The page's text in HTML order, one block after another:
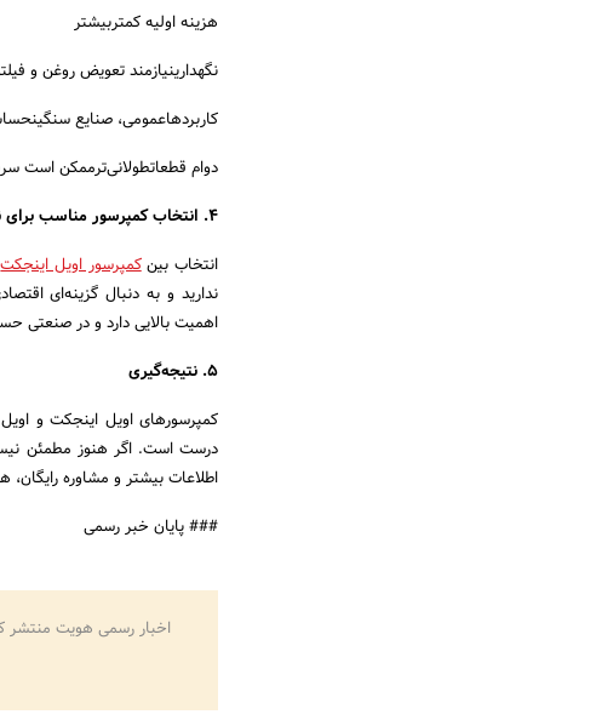
هزینه اولیه کمتربیشتر
نگهدارینیازمند تعویض روغن و
کاربردهاعمومی، صنایع
دوام قطعاتطولانی‌ترممکن است
4. انتخاب کمپرسور مناسب برای نیاز شما
انتخاب بینکمپرسور اویل اینجکت
ندارید و به دنبال گزینه‌ای
اهمیت بالایی دارد و در صنعتی
5. نتیجه‌گیری
کمپرسورهای اویل اینجکت و
درست است. اگر هنوز مطمئن
اطلاعات بیشتر و مشاوره
### پایان خبر رسمی
اخبار رسمی هویت منتشر